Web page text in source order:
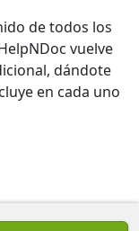
de todos los
vuelve
dándote
en cada uno